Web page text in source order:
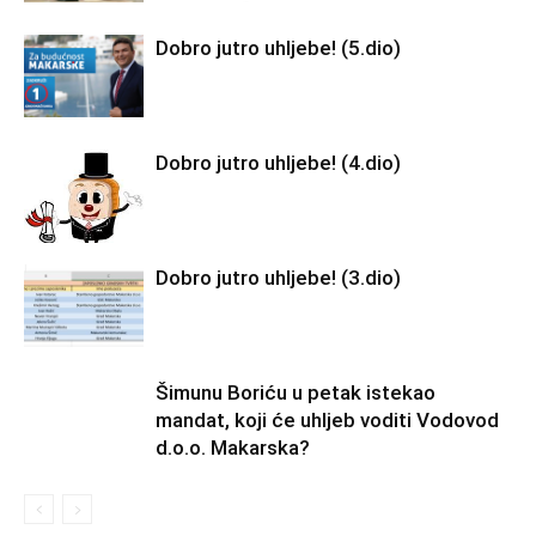
Dobro jutro uhljebe! (5.dio)
Dobro jutro uhljebe! (4.dio)
Dobro jutro uhljebe! (3.dio)
Šimunu Boriću u petak istekao
mandat, koji će uhljeb voditi Vodovod
d.o.o. Makarska?